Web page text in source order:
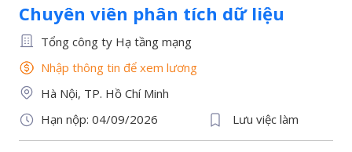
Chuyên viên phân tích dữ liệu
Tổng công ty Hạ tầng mạng
Nhập thông tin để xem lương
Hà Nội, TP. Hồ Chí Minh
Hạn nộp: 04/09/2026
Lưu việc làm